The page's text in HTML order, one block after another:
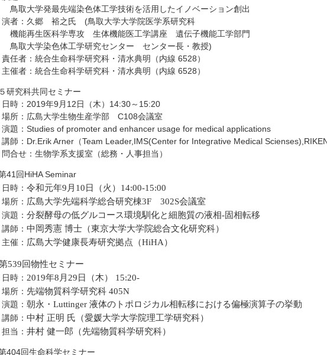
取大学発最先端染色体工学技術を活用したイノベーション創出
者：久郷 裕之氏 (鳥取大学大学院医学系研究科
能再生医科学専攻 生体機能医工学講座 遺伝子機能工学部門
取大学染色体工学研究センター センター長・教授)
任者：統合生命科学研究科・清水典明（内線 6528）
催者：統合生命科学研究科・清水典明（内線 6528）
研究科共同セミナー
時：2019年9月12日（木）14:30～15:20
所：広島大学生物生産学部 C108会議室
題：Studies of promoter and enhancer usage for medical applications
師：Dr.Erik Arner（Team Leader,IMS(Center for Integrative Medical
合せ：生物学系支援室（総務・人事担当）
41回HiHA Seminar
時：令和元年9月10日（火）14:00-15:00
所： 広島大学先端科学総合研究棟3F 302S会議室
題：分裂酵母の低グルコース環境馴化と細胞質の液相‐固相転移
師：中岡秀憲 博士（東京大学大学院総合文化研究科）
催： 広島大学健康長寿研究拠点（HiHA）
539回物性セミナー
時： 2019年8月29日（木） 15:20-
所： 先端物質科学研究科 405N
題：朝永・Luttinger 液体のトポロジカル相転移における偏極演算子の挙動
師：中村 正明 氏（愛媛大学大学院理工学研究科）
当：井村 健一郎（先端物質科学研究科）
404回生命科学セミナー